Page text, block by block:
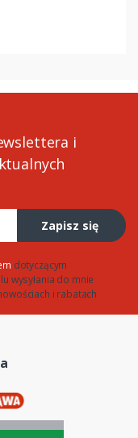
i
Zapisz się
dotyczącym
wysyłania do mnie
i rabatach